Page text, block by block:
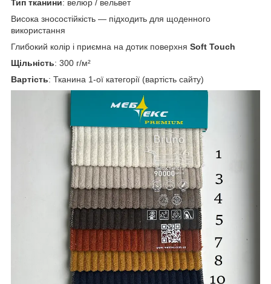
Тип тканини: велюр / вельвет
Висока зносостійкість — підходить для щоденного
використання
Глибокий колір і приємна на дотик поверхня Soft Touch
Щільність: 300 г/м²
Вартість: Тканина 1-ої категорії (вартість сайту)